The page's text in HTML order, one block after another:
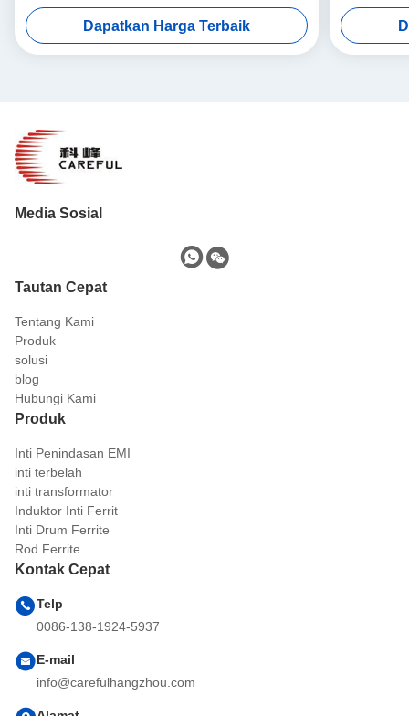
Magnet Ring Diametrik Magnetized
Dapatkan Harga Terbaik
Media Sosial
Tautan Cepat
Tentang Kami
Produk
solusi
blog
Hubungi Kami
Produk
Inti Penindasan EMI
inti terbelah
inti transformator
Induktor Inti Ferrit
Inti Drum Ferrite
Rod Ferrite
Kontak Cepat
Telp
0086-138-1924-5937
E-mail
info@carefulhangzhou.com